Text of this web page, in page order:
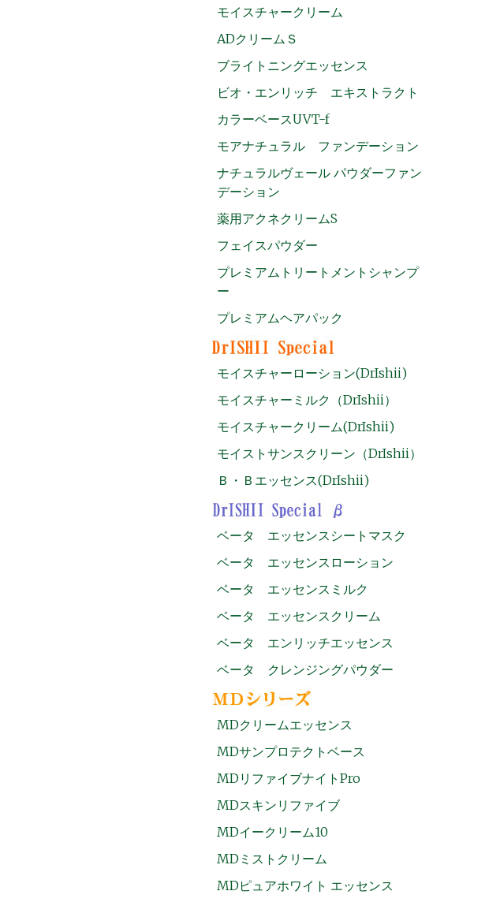
モイスチャークリーム
ADクリームＳ
ブライトニングエッセンス
ビオ・エンリッチ エキストラクト
カラーベースUVT-f
モアナチュラル ファンデーション
ナチュラルヴェール パウダーファン
デーション
薬用アクネクリームS
フェイスパウダー
プレミアムトリートメントシャンプ
ー
プレミアムヘアパック
モイスチャーローション(DrIshii)
モイスチャーミルク（DrIshii）
モイスチャークリーム(DrIshii)
モイストサンスクリーン（DrIshii）
Ｂ・Ｂエッセンス(DrIshii)
ベータ エッセンスシートマスク
ベータ エッセンスローション
ベータ エッセンスミルク
ベータ エッセンスクリーム
ベータ エンリッチエッセンス
ベータ クレンジングパウダー
MDクリームエッセンス
MDサンプロテクトベース
MDリファイブナイトPro
MDスキンリファイブ
MDイークリーム10
MDミストクリーム
MDピュアホワイト エッセンス